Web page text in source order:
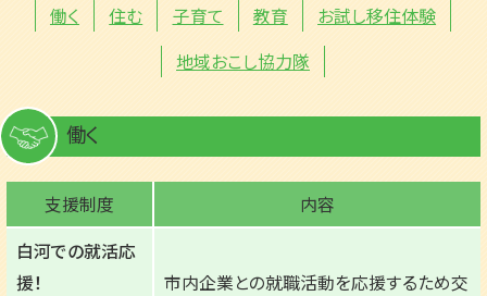
働く 住む 子育て 教育
お試し移住体験
地域おこし協力隊
働く
支援制度
内容
白河での就活応
援！
市内企業との就職活動を応援するため交